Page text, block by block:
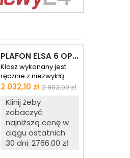
PLAFON ELSA 6 OPALOWY MATOWY - ŚR. 590 MM
Klosz wykonany jest
ręcznie z niezwykłą
starannością z
trójwarstwowego szkła
opalowego (białego)
matowego w
komplecie z podstawą
z blachy stalowej
Cena
2 032,10 zł Cena
2 903,00 zł
Klinij żeby
zobaczyć
najniższą cenę w
ciągu ostatnich
30 dni: 2766.00 zł